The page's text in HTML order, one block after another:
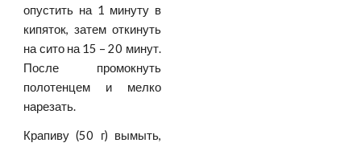
опустить на 1 минуту в
кипяток, затем откинуть
на сито на 15 – 20 минут.
После промокнуть
полотенцем и мелко
нарезать.
Крапиву (50 г) вымыть,